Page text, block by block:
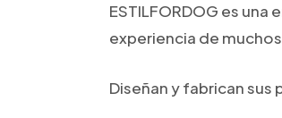
ESTILFORDOG es
experiencia de
Diseñan y fabrican